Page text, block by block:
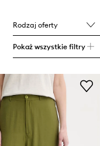
Rodzaj oferty
Pokaż wszystkie filtry